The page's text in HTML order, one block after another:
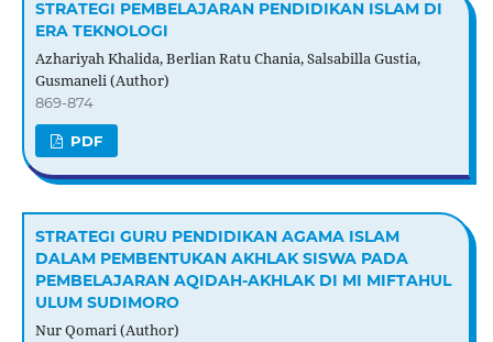
STRATEGI PEMBELAJARAN PENDIDIKAN ISLAM DI
ERA TEKNOLOGI
Azhariyah Khalida, Berlian Ratu Chania, Salsabilla Gustia,
Gusmaneli (Author)
869-874
PDF
STRATEGI GURU PENDIDIKAN AGAMA ISLAM
DALAM PEMBENTUKAN AKHLAK SISWA PADA
PEMBELAJARAN AQIDAH-AKHLAK DI MI MIFTAHUL
ULUM SUDIMORO
Nur Qomari (Author)